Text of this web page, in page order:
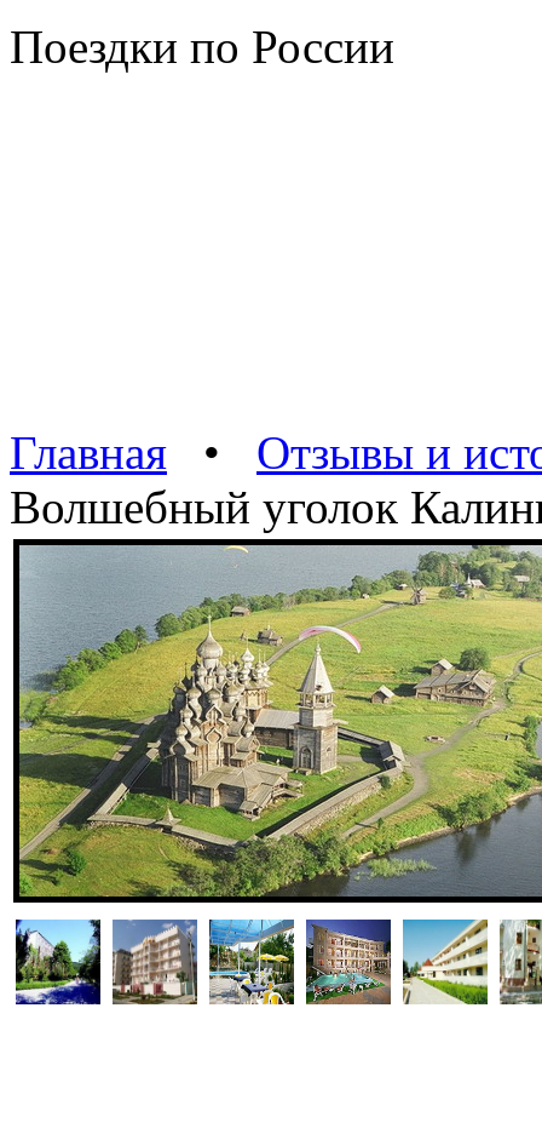
Поездки по России
Главная • Отзывы и
Волшебный уголок